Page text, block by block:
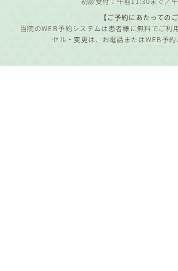
【ご予約にあたってのご
当院のWEB予約システムは患者様に無料でご利
セル・変更は、お電話またはWEB予約